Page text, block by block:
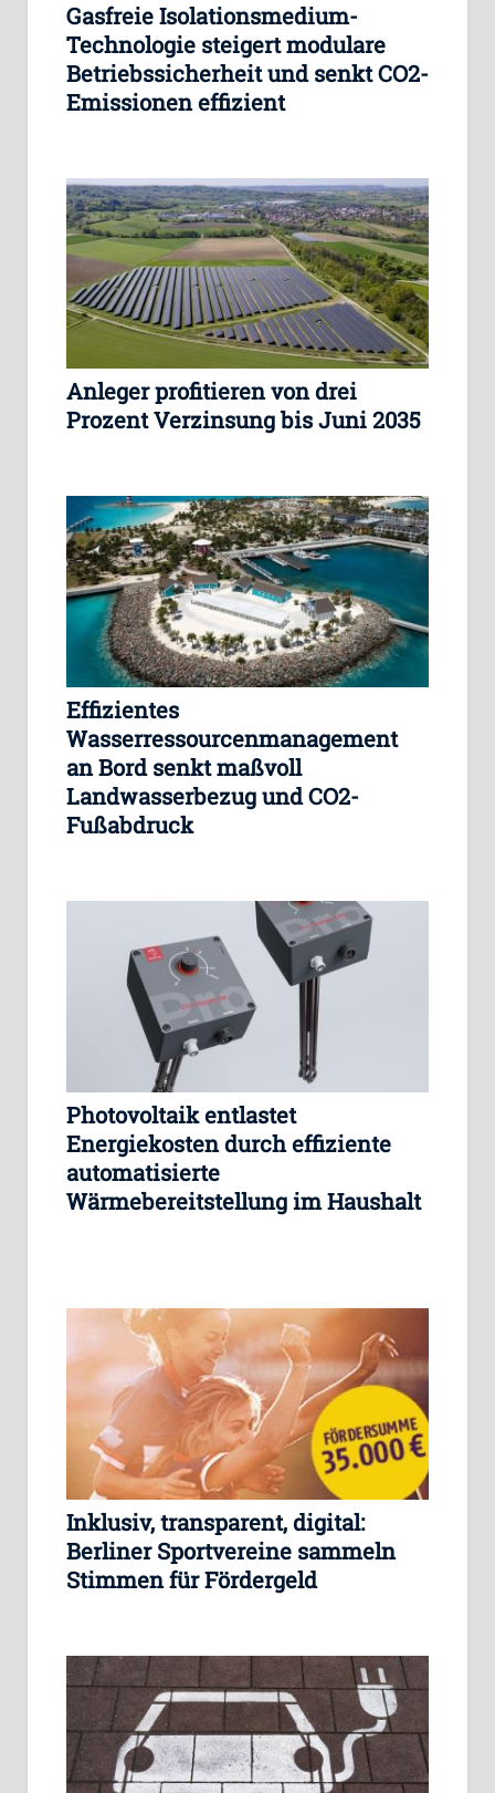
Gasfreie Isolationsmedium-
Technologie steigert modulare
Betriebssicherheit und senkt CO2-
Emissionen effizient
Anleger profitieren von drei
Prozent Verzinsung bis Juni 2035
Effizientes
Wasserressourcenmanagement
an Bord senkt maßvoll
Landwasserbezug und CO2-
Fußabdruck
Photovoltaik entlastet
Energiekosten durch effiziente
automatisierte
Wärmebereitstellung im Haushalt
Inklusiv, transparent, digital:
Berliner Sportvereine sammeln
Stimmen für Fördergeld